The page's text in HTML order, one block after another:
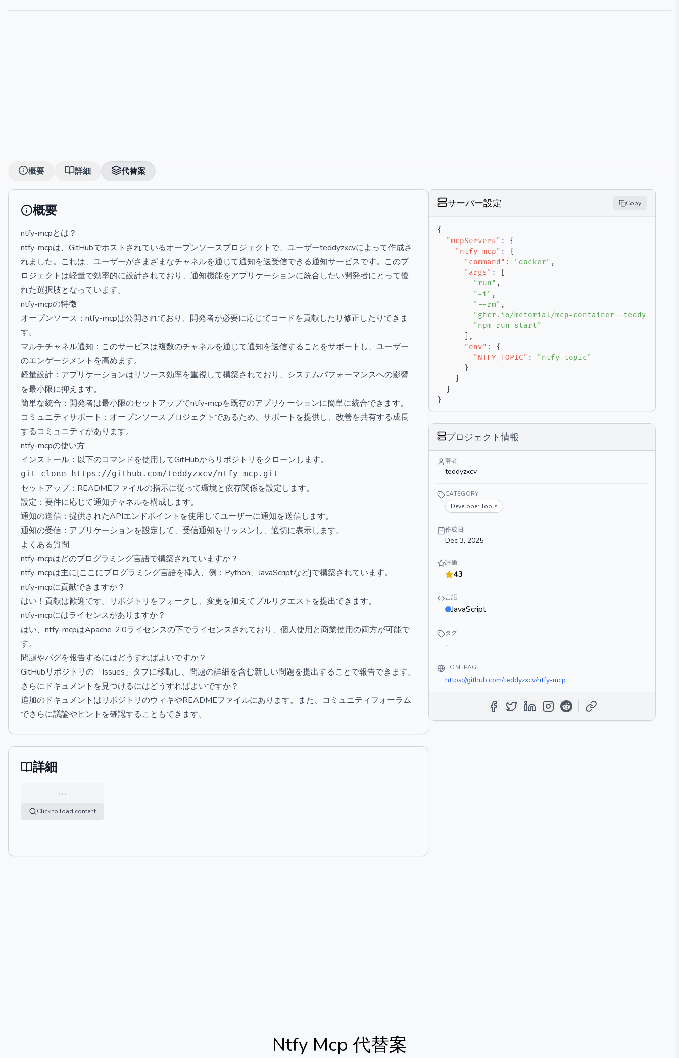
概要 詳細 代替案
概要
ntfy-mcpとは？
ntfy-mcpは、GitHubでホストされているオープンソースプロジェクトで、ユーザーteddyzxcvによって作成さ
れました。これは、ユーザーがさまざまなチャネルを通じて通知を送受信できる通知サービスです。このプ
ロジェクトは軽量で効率的に設計されており、通知機能をアプリケーションに統合したい開発者にとって優
れた選択肢となっています。
ntfy-mcpの特徴
オープンソース：ntfy-mcpは公開されており、開発者が必要に応じてコードを貢献したり修正したりできま
す。
マルチチャネル通知：このサービスは複数のチャネルを通じて通知を送信することをサポートし、ユーザー
のエンゲージメントを高めます。
軽量設計：アプリケーションはリソース効率を重視して構築されており、システムパフォーマンスへの影響
を最小限に抑えます。
簡単な統合：開発者は最小限のセットアップでntfy-mcpを既存のアプリケーションに簡単に統合できます。
コミュニティサポート：オープンソースプロジェクトであるため、サポートを提供し、改善を共有する成長
するコミュニティがあります。
ntfy-mcpの使い方
インストール：以下のコマンドを使用してGitHubからリポジトリをクローンします。
セットアップ：READMEファイルの指示に従って環境と依存関係を設定します。
設定：要件に応じて通知チャネルを構成します。
通知の送信：提供されたAPIエンドポイントを使用してユーザーに通知を送信します。
通知の受信：アプリケーションを設定して、受信通知をリッスンし、適切に表示します。
よくある質問
ntfy-mcpはどのプログラミング言語で構築されていますか？
ntfy-mcpは主に[ここにプログラミング言語を挿入、例：Python、JavaScriptなど]で構築されています。
ntfy-mcpに貢献できますか？
はい！貢献は歓迎です。リポジトリをフォークし、変更を加えてプルリクエストを提出できます。
ntfy-mcpにはライセンスがありますか？
はい、ntfy-mcpはApache-2.0ライセンスの下でライセンスされており、個人使用と商業使用の両方が可能で
す。
問題やバグを報告するにはどうすればよいですか？
GitHubリポジトリの「Issues」タブに移動し、問題の詳細を含む新しい問題を提出することで報告できます。
さらにドキュメントを見つけるにはどうすればよいですか？
追加のドキュメントはリポジトリのウィキやREADMEファイルにあります。また、コミュニティフォーラム
でさらに議論やヒントを確認することもできます。
詳細
…
Click to load content
サーバー設定 Copy
{
"mcpServers" :
{
"ntfy-mcp" :
{
"command" : "docker" ,
"args" :
"run" ,
"-i" ,
"--rm" ,
"ghcr.io/metorial/mcp-container--teddyzxcv--
"npm run start"
,
"env" :
{
"NTFY_TOPIC" :
"ntfy-topic"
}
}
}
}
プロジェクト情報
著者
teddyzxcv
CATEGORY
Developer Tools
作成日
Dec 3, 2025
評価
43
言語
JavaScript
タグ
-
HOMEPAGE
https://github.com/teddyzxcv/ntfy-mcp
Ntfy Mcp 代替案